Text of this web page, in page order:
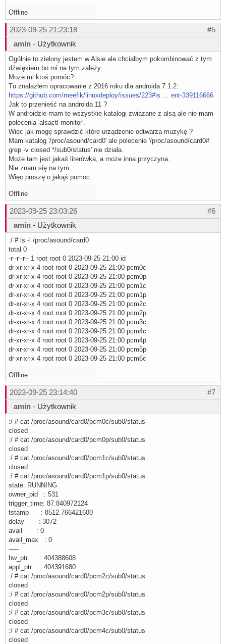
Offline
#5
2023-09-25 21:23:18
amin - Użytkownik
Ogólnie to zielony jestem w Alsie ale chciałbym pokombinować z tym
dźwiękiem bo mi na tym zależy.
Może mi ktoś pomóc?
Tu znalazłem opracowanie z 2016 roku dla androida 7.1.2:
https://github.com/meefik/linuxdeploy/issues/223#is … ent-339116666
Jak to przenieść na androida 11 ?
W androidzie mam te wszystkie katalogi związane z alsą ale nie mam
polecenia 'alsactl monitor'.
Więc jak mogę sprawdzić które urządzenie odtwarza muzykę ?
Mam katalog '/proc/asound/card0' ale polecenie '/proc/asound/card0#
grep -v closed */sub0/status' nie działa.
Może tam jest jakaś literówka, a może inna przyczyna.
Nie znam się na tym.
Więc proszę o jakąś pomoc.
Offline
#6
2023-09-25 23:03:26
amin - Użytkownik
:/ # ls -l /proc/asound/card0
total 0
-r--r--r-- 1 root root 0 2023-09-25 21:00 id
dr-xr-xr-x 4 root root 0 2023-09-25 21:00 pcm0c
dr-xr-xr-x 4 root root 0 2023-09-25 21:00 pcm0p
dr-xr-xr-x 4 root root 0 2023-09-25 21:00 pcm1c
dr-xr-xr-x 4 root root 0 2023-09-25 21:00 pcm1p
dr-xr-xr-x 4 root root 0 2023-09-25 21:00 pcm2c
dr-xr-xr-x 4 root root 0 2023-09-25 21:00 pcm2p
dr-xr-xr-x 4 root root 0 2023-09-25 21:00 pcm3c
dr-xr-xr-x 4 root root 0 2023-09-25 21:00 pcm4c
dr-xr-xr-x 4 root root 0 2023-09-25 21:00 pcm4p
dr-xr-xr-x 4 root root 0 2023-09-25 21:00 pcm5p
dr-xr-xr-x 4 root root 0 2023-09-25 21:00 pcm6c
Offline
#7
2023-09-25 23:14:40
amin - Użytkownik
:/ # cat /proc/asound/card0/pcm0c/sub0/status
closed
:/ # cat /proc/asound/card0/pcm0p/sub0/status
closed
:/ # cat /proc/asound/card0/pcm1c/sub0/status
closed
:/ # cat /proc/asound/card0/pcm1p/sub0/status
state: RUNNING
owner_pid : 531
trigger_time: 87.840972124
tstamp : 8512.766421600
delay : 3072
avail : 0
avail_max : 0
-----
hw_ptr : 404388608
appl_ptr : 404391680
:/ # cat /proc/asound/card0/pcm2c/sub0/status
closed
:/ # cat /proc/asound/card0/pcm2p/sub0/status
closed
:/ # cat /proc/asound/card0/pcm3c/sub0/status
closed
:/ # cat /proc/asound/card0/pcm4c/sub0/status
closed